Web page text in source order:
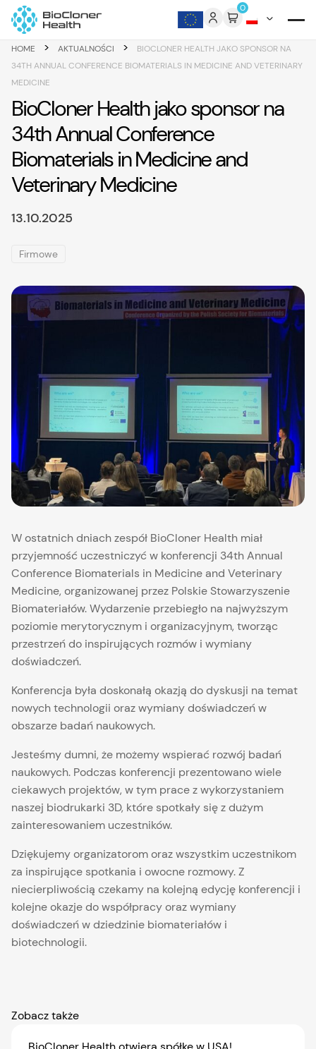
Skip to content 0
HOME > AKTUALNOŚCI >
BIOCLONER HEALTH JAKO SPONSOR NA
34TH ANNUAL CONFERENCE BIOMATERIALS IN MEDICINE AND VETERINARY
MEDICINE
BioCloner Health jako sponsor na
34th Annual Conference
Biomaterials in Medicine and
Veterinary Medicine
13.10.2025
Firmowe
W ostatnich dniach zespół BioCloner Health miał
przyjemność uczestniczyć w konferencji 34th Annual
Conference Biomaterials in Medicine and Veterinary
Medicine, organizowanej przez Polskie Stowarzyszenie
Biomateriałów. Wydarzenie przebiegło na najwyższym
poziomie merytorycznym i organizacyjnym, tworząc
przestrzeń do inspirujących rozmów i wymiany
doświadczeń.
Konferencja była doskonałą okazją do dyskusji na temat
nowych technologii oraz wymiany doświadczeń w
obszarze badań naukowych.
Jesteśmy dumni, że możemy wspierać rozwój badań
naukowych. Podczas konferencji prezentowano wiele
ciekawych projektów, w tym prace z wykorzystaniem
naszej biodrukarki 3D, które spotkały się z dużym
zainteresowaniem uczestników.
Dziękujemy organizatorom oraz wszystkim uczestnikom
za inspirujące spotkania i owocne rozmowy. Z
niecierpliwością czekamy na kolejną edycję konferencji i
kolejne okazje do współpracy oraz wymiany
doświadczeń w dziedzinie biomateriałów i
biotechnologii.
Zobacz także